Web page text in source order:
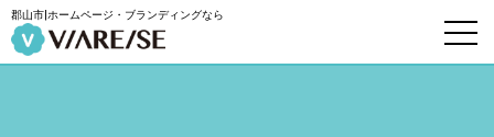
郡山市|ホームページ・ブランディングなら